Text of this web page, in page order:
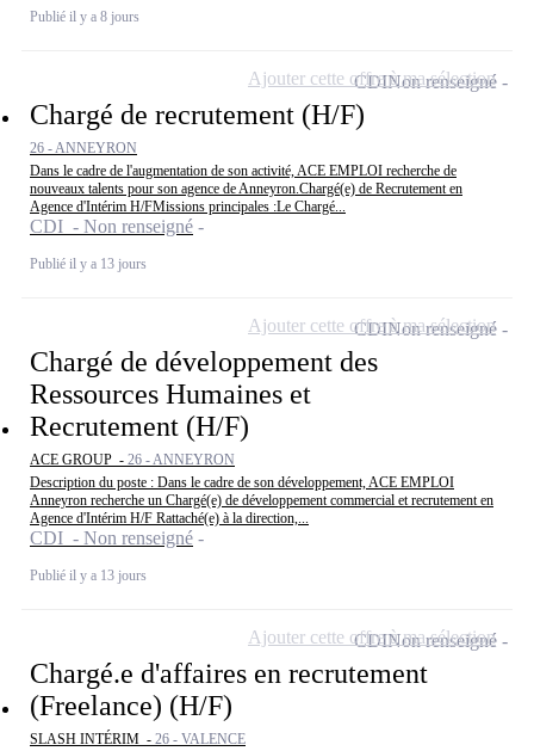
Publié il y a 8 jours
Chargé de recrutement (H/F)
26 - ANNEYRON
Dans le cadre de l'augmentation de son activité, ACE EMPLOI recherche de
nouveaux talents pour son agence de Anneyron.Chargé(e) de Recrutement en
Agence d'Intérim H/FMissions principales :Le Chargé...
CDI - Non renseigné
Publié il y a 13 jours
CDINon renseigné
Ajouter cette offre à ma sélection
Chargé de développement des
Ressources Humaines et
Recrutement (H/F)
ACE GROUP - 26 - ANNEYRON
Description du poste : Dans le cadre de son développement, ACE EMPLOI
Anneyron recherche un Chargé(e) de développement commercial et recrutement en
Agence d'Intérim H/F Rattaché(e) à la direction,...
CDI - Non renseigné
Publié il y a 13 jours
CDINon renseigné
Ajouter cette offre à ma sélection
Chargé.e d'affaires en recrutement
(Freelance) (H/F)
SLASH INTÉRIM - 26 - VALENCE
CDINon renseigné
Ajouter cette offre à ma sélection